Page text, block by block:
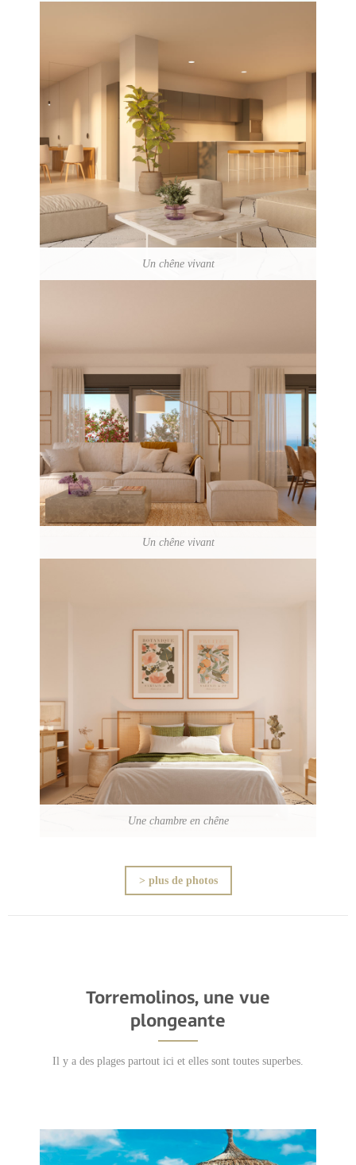
Un chêne vivant
Un chêne vivant
Une chambre en chêne
> plus de photos
Torremolinos, une vue
plongeante
Il y a des plages partout ici et elles sont toutes superbes.